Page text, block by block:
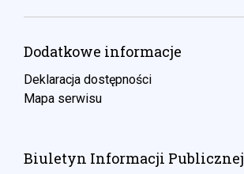
Dodatkowe informacje
Deklaracja dostępności
Mapa serwisu
Biuletyn Informacji Publicznej